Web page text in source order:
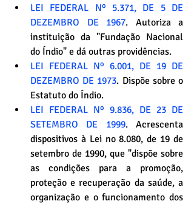
LEI FEDERAL Nº 5.371, DE 5 DE
DEZEMBRO DE 1967. Autoriza a
instituição da "Fundação Nacional
do Índio" e dá outras providências.
LEI FEDERAL Nº 6.001, DE 19 DE
DEZEMBRO DE 1973. Dispõe sobre o
Estatuto do Índio.
LEI FEDERAL Nº 9.836, DE 23 DE
SETEMBRO DE 1999. Acrescenta
dispositivos à Lei no 8.080, de 19 de
setembro de 1990, que "dispõe sobre
as condições para a promoção,
proteção e recuperação da saúde, a
organização e o funcionamento dos